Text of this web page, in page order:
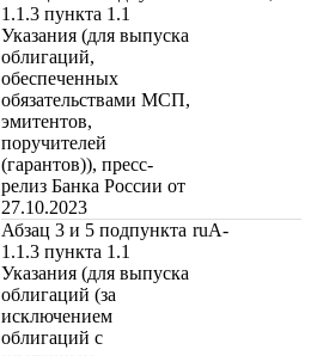
1.1.3 пункта 1.1
Указания (для выпуска
облигаций,
обеспеченных
обязательствами МСП,
эмитентов,
поручителей
(гарантов)), пресс-
релиз Банка России от
27.10.2023
Абзац 3 и 5 подпункта
1.1.3 пункта 1.1
Указания (для выпуска
облигаций (за
исключением
облигаций с
ruA-